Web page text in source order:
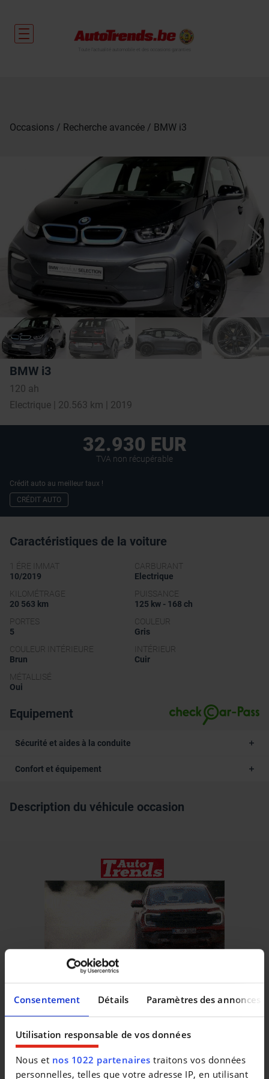
Consentement Détails Paramètres des annonces
Utilisation responsable de vos données
Nous et nos 1022 partenaires traitons vos données
personnelles, telles que votre adresse IP, en utilisant
Occasions Recherche avancée BMW i3
BMW i3
120 ah
Electrique | 20.563 km | 2019
32.930 EUR
TVA non récupérable
Crédit auto au meilleur taux !
CRÉDIT AUTO
Caractéristiques de la voiture
1 ÉRE IMMAT
10/2019
CARBURANT
Electrique
KILOMÉTRAGE
20 563 km
PUISSANCE
125 kw - 168 ch
PORTES
5
COULEUR
Gris
COULEUR INTÉRIEURE
Brun
INTÉRIEUR
Cuir
MÉTALLISÉ
Oui
Equipement
Sécurité et aides à la conduite
Confort et équipement
Description du véhicule occasion
Véhicules similaires